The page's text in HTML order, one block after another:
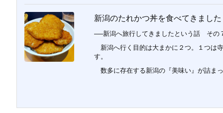
新潟のたれかつ丼を食べてきました
──新潟へ旅行してきましたという話 その
新潟へ行く目的は大まかに２つ。１つは
す。
数多に存在する新潟の『美味い』が詰ま